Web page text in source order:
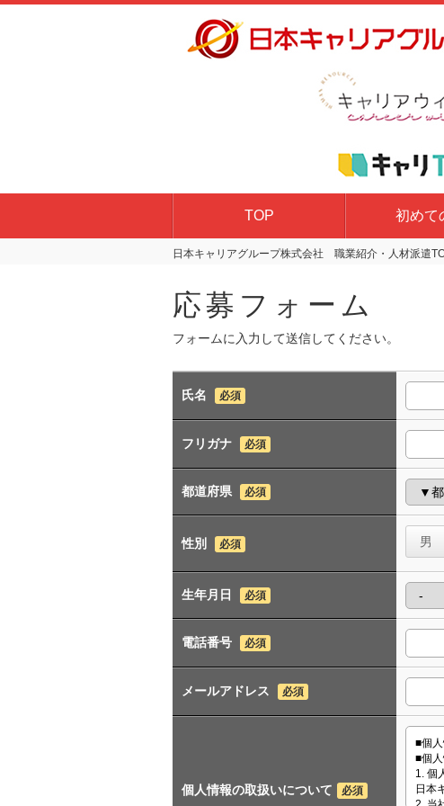
TOP 初めて
日本キャリアグループ株式会社 職業紹介・人材派遣
応募フォーム
フォームに入力して送信してください。
氏名 必須
フリガナ 必須
都道府県 必須
性別 必須 男
生年月日 必須
電話番号 必須
メールアドレス 必須
個人情報の取扱いについて 必須